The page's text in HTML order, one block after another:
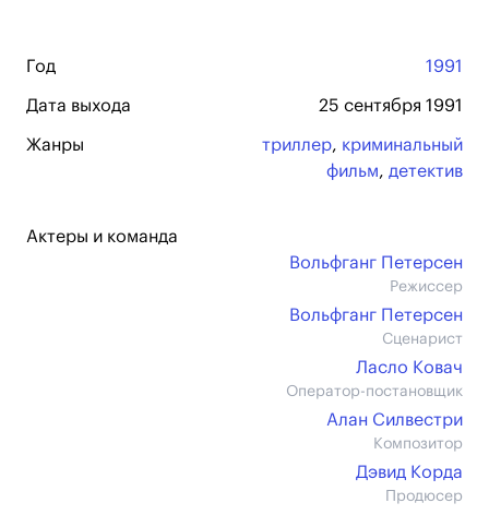
Год 1991
Дата выхода 25 сентября 1991
Жанры триллер, криминальный
фильм, детектив
Актеры и команда
Вольфганг Петерсен
Режиссер
Вольфганг Петерсен
Сценарист
Ласло Ковач
Оператор-постановщик
Алан Силвестри
Композитор
Дэвид Корда
Продюсер